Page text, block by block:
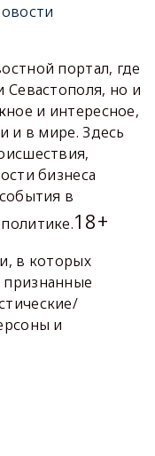
портал, где
но и
и интересное,
и в мире. Здесь
бизнеса
в
18+
в которых
и